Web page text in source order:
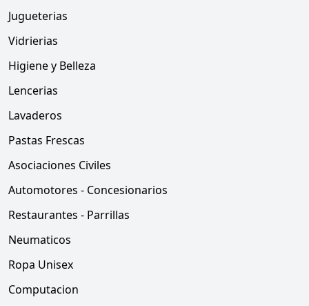
Jugueterias
Vidrierias
Higiene y Belleza
Lencerias
Lavaderos
Pastas Frescas
Asociaciones Civiles
Automotores - Concesionarios
Restaurantes - Parrillas
Neumaticos
Ropa Unisex
Computacion